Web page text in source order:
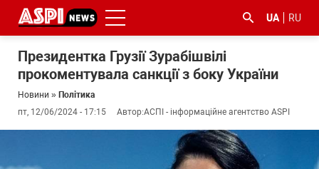
UA RU
Президентка Грузії Зурабішвілі
прокоментувала санкції з боку України
Новини » Політика
пт, 12/06/2024 - 17:15
Автор:АСПІ - інформаційне агентство ASPI
#Київ #коронавірус